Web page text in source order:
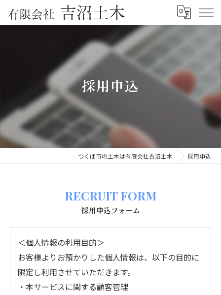
採用申込
つくば市の土木は有限会社吉沼土木 採用申込
採用申込フォーム
RECRUIT FORM
＜個人情報の利用目的＞
お客様よりお預かりした個人情報は、以下の目的に
限定し利用させていただきます。
・本サービスに関する顧客管理